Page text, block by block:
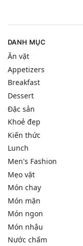
DANH MỤC
Ăn vặt
Appetizers
Breakfast
Dessert
Đặc sản
Khoẻ đẹp
Kiến thức
Lunch
Men's Fashion
Mẹo vặt
Món chay
Món mặn
Món ngon
Món nhậu
Nước chấm